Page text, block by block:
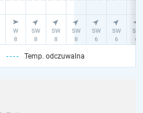
Temp. odczuwalna